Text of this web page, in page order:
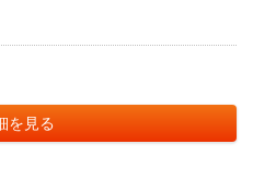
を見る